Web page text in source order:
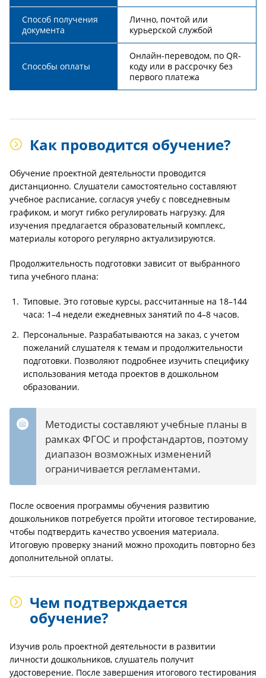
Способ получения
документа
Лично, почтой или
курьерской службой
Способы оплаты
Онлайн-переводом, по QR-
коду или в рассрочку без
первого платежа
Как проводится обучение?
Обучение проектной деятельности проводится
дистанционно. Слушатели самостоятельно составляют
учебное расписание, согласуя учебу с повседневным
графиком, и могут гибко регулировать нагрузку. Для
изучения предлагается образовательный комплекс,
материалы которого регулярно актуализируются.
Продолжительность подготовки зависит от выбранного
типа учебного плана:
Типовые. Это готовые курсы, рассчитанные на 18–144
часа: 1–4 недели ежедневных занятий по 4–8 часов.
Персональные. Разрабатываются на заказ, с учетом
пожеланий слушателя к темам и продолжительности
подготовки. Позволяют подробнее изучить специфику
использования метода проектов в дошкольном
образовании.
Методисты составляют учебные планы в
рамках ФГОС и профстандартов, поэтому
диапазон возможных изменений
ограничивается регламентами.
После освоения программы обучения развитию
дошкольников потребуется пройти итоговое тестирование,
чтобы подтвердить качество усвоения материала.
Итоговую проверку знаний можно проходить повторно без
дополнительной оплаты.
Чем подтверждается
обучение?
Изучив роль проектной деятельности в развитии
личности дошкольников, слушатель получит
удостоверение. После завершения итогового тестирования